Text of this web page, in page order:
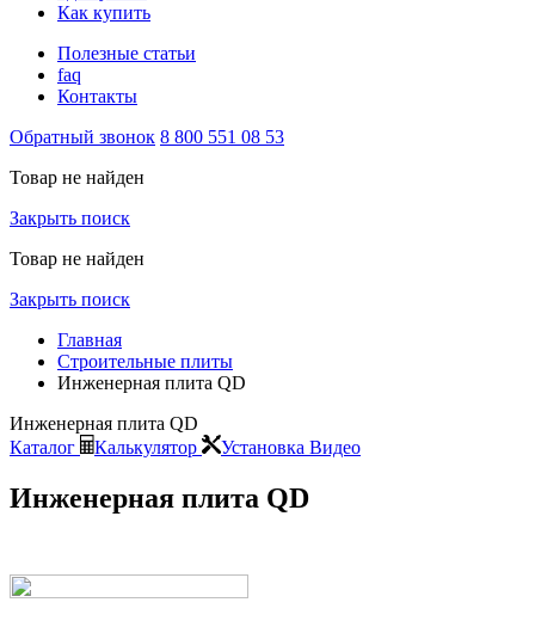
Как купить
Полезные статьи
faq
Контакты
Обратный звонок 8 800 551 08 53
Товар не найден
Закрыть поиск
Товар не найден
Закрыть поиск
Главная
Строительные плиты
Инженерная плита QD
Инженерная плита QD
Каталог
Калькулятор Установка Видео
Инженерная плита QD